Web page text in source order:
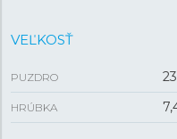
VEĽKOSŤ
PUZDRO
HRÚBKA